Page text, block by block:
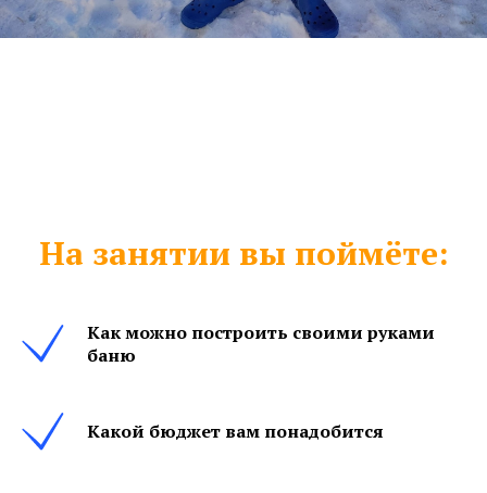
На занятии вы поймёте:
Как можно построить своими руками
баню
Какой бюджет вам понадобится